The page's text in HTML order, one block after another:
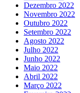
Dezembro 2022
Novembro 2022
Outubro 2022
Setembro 2022
Agosto 2022
Julho 2022
Junho 2022
Maio 2022
Abril 2022
Março 2022